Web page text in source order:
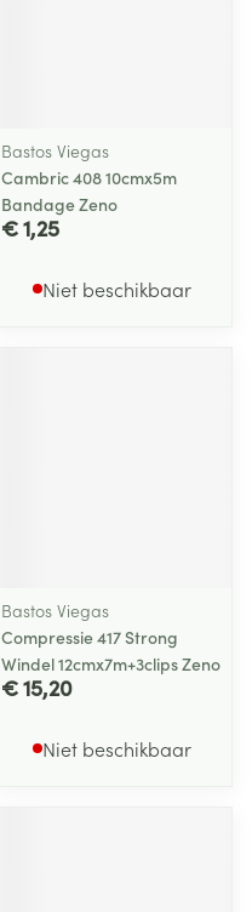
Bastos Viegas
Cambric 408 10cmx5m
Bandage Zeno
€ 1,25
Niet beschikbaar
Bastos Viegas
Compressie 417 Strong
Windel 12cmx7m+3clips Zeno
€ 15,20
Niet beschikbaar